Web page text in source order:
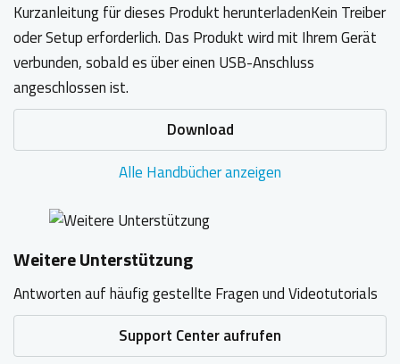
Kurzanleitung für dieses Produkt herunterladenKein Treiber
oder Setup erforderlich. Das Produkt wird mit Ihrem Gerät
verbunden, sobald es über einen USB-Anschluss
angeschlossen ist.
Download
Alle Handbücher anzeigen
Weitere Unterstützung
Antworten auf häufig gestellte Fragen und Videotutorials
Support Center aufrufen